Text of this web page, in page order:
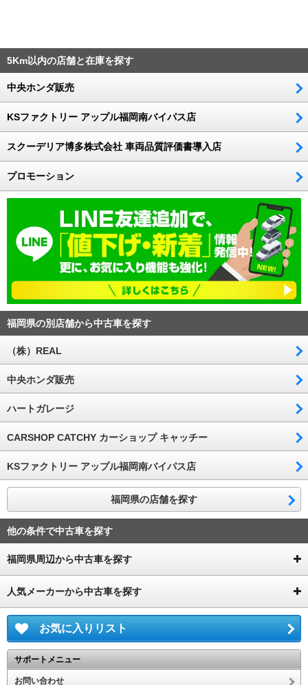
5Km以内の店舗と在庫を探す
中央ホンダ販売
KSファクトリー アップル福岡南バイパス店
スクーデリア博多株式会社 車両品質評価書導入店
プロモーション
福岡県の別店舗から中古車を探す
（株）REAL
中央ホンダ販売
ハートガレージ
CARSHOP CATCHY カーショップ キャッチー
KSファクトリー アップル福岡南バイパス店
福岡県の店舗を探す
他の条件で中古車を探す
福岡県周辺から中古車を探す
人気メーカーから中古車を探す
お気に入りリスト
サポートメニュー
お問い合わせ